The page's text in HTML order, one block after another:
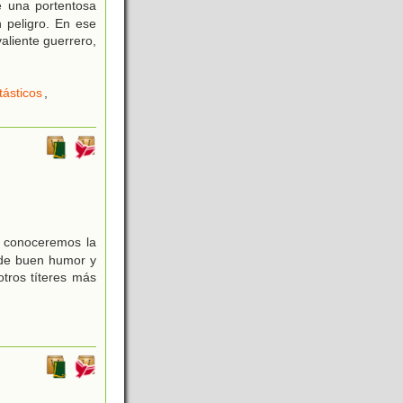
portentosa
peligro. En ese
guerrero,
,
la
buen humor y
títeres más